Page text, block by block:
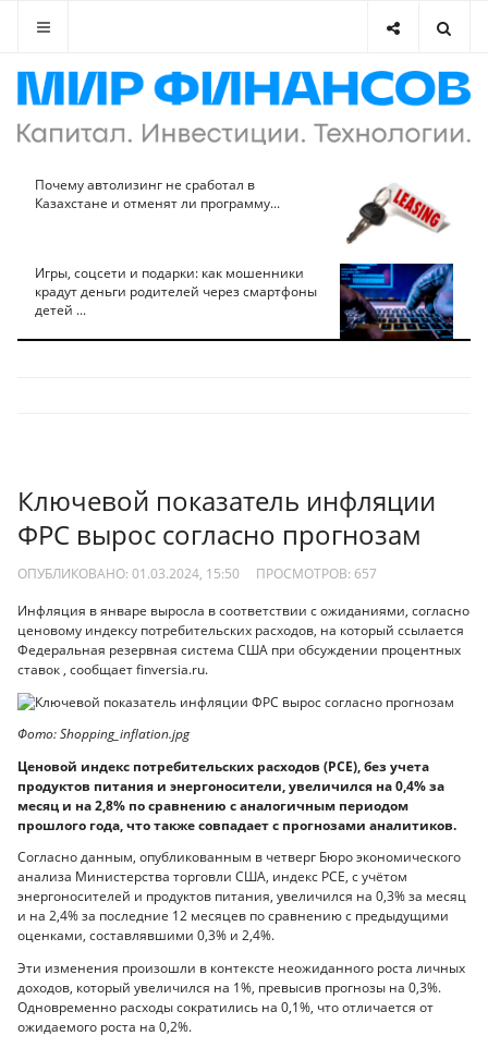
Почему автолизинг не сработал в
Казахстане и отменят ли программу...
Игры, соцсети и подарки: как мошенники
крадут деньги родителей через смартфоны
детей ...
Ключевой показатель инфляции
ФРС вырос согласно прогнозам
ОПУБЛИКОВАНО: 01.03.2024, 15:50 ПРОСМОТРОВ: 657
Инфляция в январе выросла в соответствии с ожиданиями, согласно
ценовому индексу потребительских расходов, на который ссылается
Федеральная резервная система США при обсуждении процентных
ставок , сообщает finversia.ru.
Фото: Shopping_inflation.jpg
Ценовой индекс потребительских расходов (PCE), без учета
продуктов питания и энергоносители, увеличился на 0,4% за
месяц и на 2,8% по сравнению с аналогичным периодом
прошлого года, что также совпадает с прогнозами аналитиков.
Согласно данным, опубликованным в четверг Бюро экономического
анализа Министерства торговли США, индекс PCE, с учётом
энергоносителей и продуктов питания, увеличился на 0,3% за месяц
и на 2,4% за последние 12 месяцев по сравнению с предыдущими
оценками, составлявшими 0,3% и 2,4%.
Эти изменения произошли в контексте неожиданного роста личных
доходов, который увеличился на 1%, превысив прогнозы на 0,3%.
Одновременно расходы сократились на 0,1%, что отличается от
ожидаемого роста на 0,2%.